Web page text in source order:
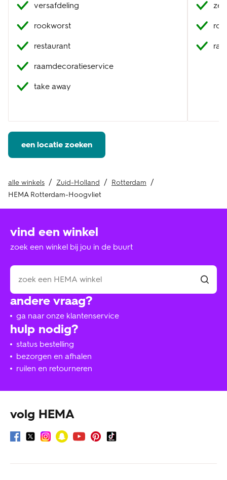
versafdeling
rookworst
restaurant
raamdecoratieservice
take away
een locatie zoeken
alle winkels Zuid-Holland
Rotterdam
HEMA Rotterdam-Hoogvliet
hulp nodig?
status bestelling
bezorgen en afhalen
ruilen en retourneren
andere vraag?
ga naar onze klantenservice
vind een winkel
zoek een winkel bij jou in de buurt
volg HEMA